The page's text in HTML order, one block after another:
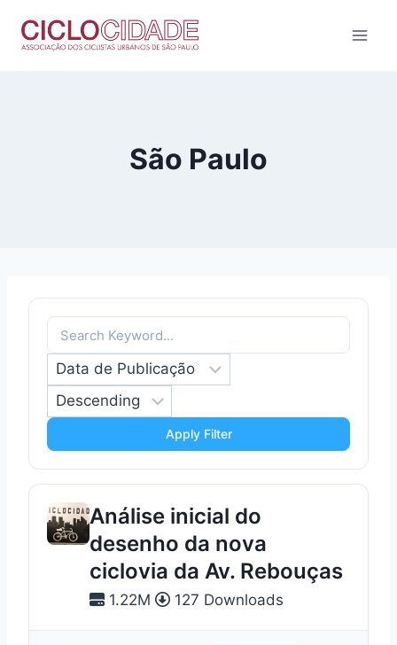
para
São Paulo
Apply Filter
Análise inicial do
desenho da nova
ciclovia da Av. Rebouças
1.22M 127 Downloads